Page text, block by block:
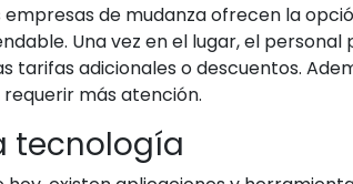
empresas de mudanza ofrecen la
Una vez en el lugar, el
tarifas adicionales o descuentos.
más atención.
tecnología